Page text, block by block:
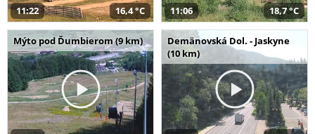
11:22 16,4 °C 11:06 18,7 °C
Mýto pod Ďumbierom (9 km)
Demänovská Dol. - Jaskyne
(10 km)